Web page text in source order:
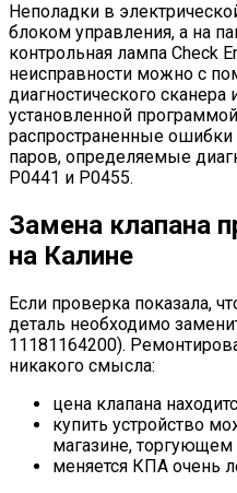
Неполадки в
блоком управления, а на
контрольная лампа Check
неисправности можно с
диагностического
установленной
распространенные ошибки
паров, определяемые
P0441 и P0455.
Замена клапана
на Калине
Если проверка показала,
деталь необходимо
11181164200).
никакого смысла:
цена клапана
купить устройство
магазине, торгующем
меняется КПА очень